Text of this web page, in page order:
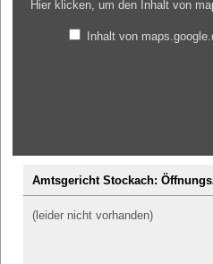
Hier klicken, um den Inhalt von
Inhalt von
Amtsgericht Stockach:
(leider nicht vorhanden)